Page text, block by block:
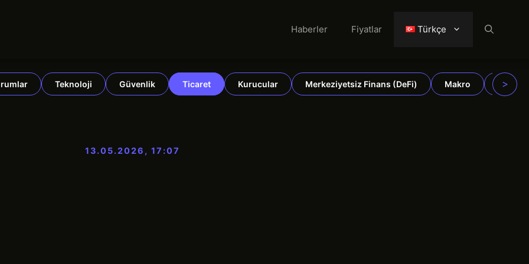
Haberler Fiyatlar Türkçe
Teknoloji Güvenlik Ticaret Kurucular Merkeziyetsiz Finans (DeFi) Makro >
13.05.2026, 17:07